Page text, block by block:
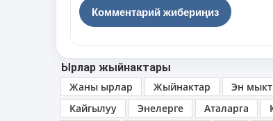
Ырлар жыйнактары
Жаны ырлар
Жыйнактар Эн
Кайгылуу
Энелерге Аталарга